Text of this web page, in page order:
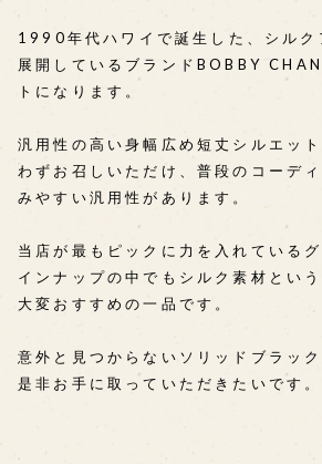
1990年代ハワイで誕生した、シルク
展開しているブランドBOBBY
トになります。
汎用性の高い身幅広め短丈シルエッ
わずお召しいただけ、普段のコーデ
みやすい汎用性があります。
当店が最もピックに力を入れている
インナップの中でもシルク素材とい
大変おすすめの一品です。
意外と見つからないソリッドブラック
是非お手に取っていただきたいです。